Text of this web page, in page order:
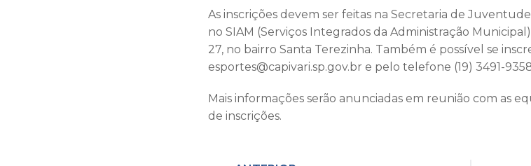
As inscrições devem ser feitas na Secretaria de
no SIAM (Serviços Integrados da Administração
27, no bairro Santa Terezinha. Também é possível se
esportes@capivari.sp.gov.br e pelo telefone (19) 3491-
Mais informações serão anunciadas em reunião com as
de inscrições.